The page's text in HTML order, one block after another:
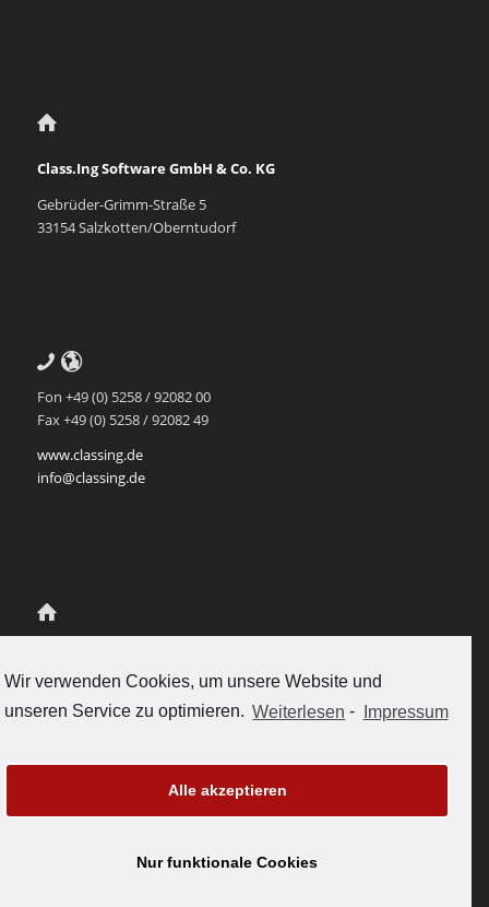
Wir verwenden Cookies, um unsere Website und
unseren Service zu optimieren. Weiterlesen - Impressum
Alle akzeptieren
Nur funktionale Cookies
Class.Ing Software GmbH & Co. KG
Gebrüder-Grimm-Straße 5
33154 Salzkotten/Oberntudorf
Fon +49 (0) 5258 / 92082 00
Fax +49 (0) 5258 / 92082 49
www.classing.de
info@classing.de
für Mediendatenmanagement
Scherenschlich und Rukavina
Gubelstrasse 12
Tel. +41-41-5112558